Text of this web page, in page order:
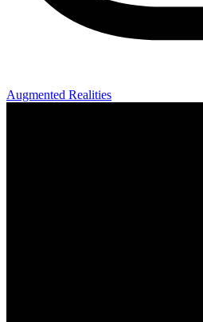
Augmented Realities